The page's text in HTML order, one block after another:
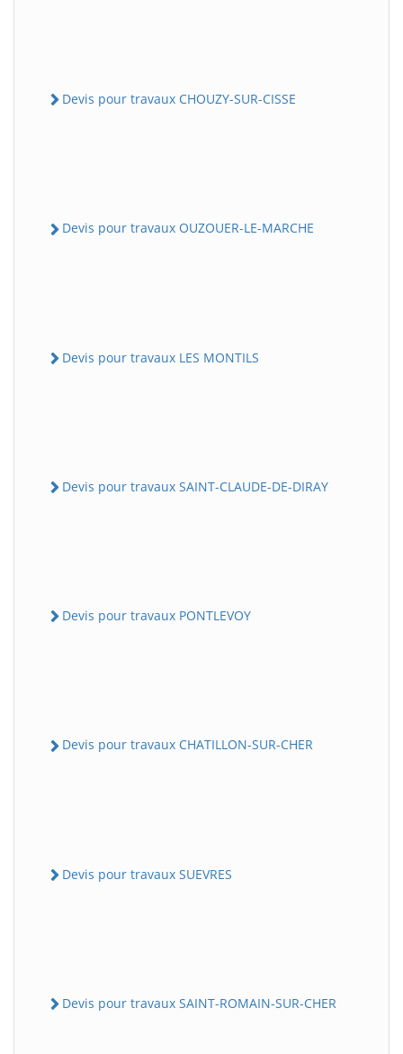
Devis pour travaux CHOUZY-SUR-CISSE
Devis pour travaux OUZOUER-LE-MARCHE
Devis pour travaux LES MONTILS
Devis pour travaux SAINT-CLAUDE-DE-DIRAY
Devis pour travaux PONTLEVOY
Devis pour travaux CHATILLON-SUR-CHER
Devis pour travaux SUEVRES
Devis pour travaux SAINT-ROMAIN-SUR-CHER